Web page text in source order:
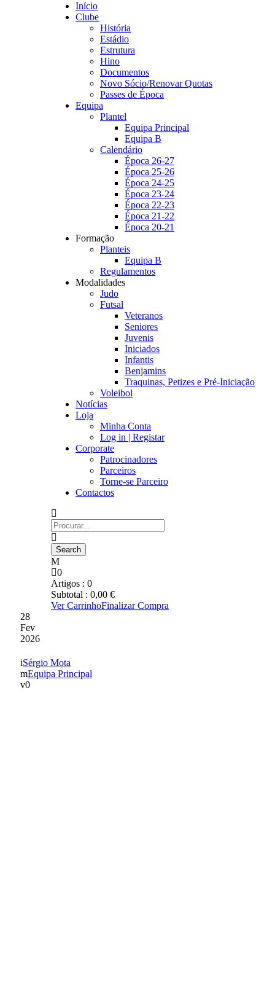
Início
Clube
História
Estádio
Estrutura
Hino
Documentos
Novo Sócio/Renovar Quotas
Passes de Época
Equipa
Plantel
Equipa Principal
Equipa B
Calendário
Época 26-27
Época 25-26
Época 24-25
Época 23-24
Época 22-23
Época 21-22
Época 20-21
Formação
Planteis
Equipa B
Regulamentos
Modalidades
Judo
Futsal
Veteranos
Seniores
Juvenis
Iniciados
Infantis
Benjamins
Traquinas, Petizes e Pré-Iniciação
Voleibol
Notícias
Loja
Minha Conta
Log in | Registar
Corporate
Patrocinadores
Parceiros
Torne-se Parceiro
Contactos
0
Artigos : 0
Subtotal : 0,00 €
Ver CarrinhoFinalizar Compra
28
Fev
2026
Sérgio Mota
Equipa Principal
0